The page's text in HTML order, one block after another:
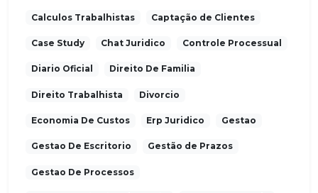
Calculos Trabalhistas Captação de Clientes
Case Study Chat Juridico Controle Processual
Diario Oficial Direito De Familia
Direito Trabalhista Divorcio
Economia De Custos Erp Juridico Gestao
Gestao De Escritorio Gestão de Prazos
Gestao De Processos